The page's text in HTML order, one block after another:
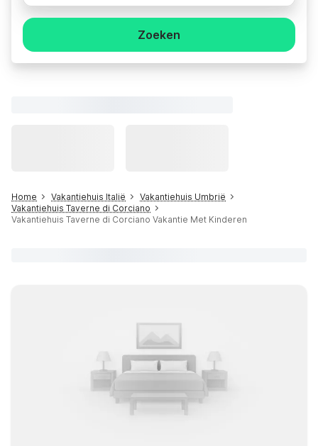
Zoeken
Home Vakantiehuis Italië
Vakantiehuis Umbrië
Vakantiehuis Taverne di Corciano
Vakantiehuis Taverne di Corciano Vakantie Met Kinderen